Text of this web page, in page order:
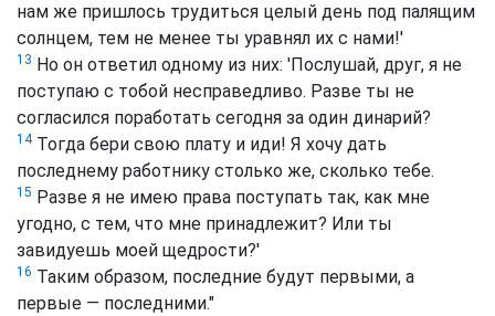
нам же пришлось трудиться целый день под палящим
солнцем, тем не менее ты уравнял их с нами!'
13 Но он ответил одному из них: 'Послушай, друг, я не
поступаю с тобой несправедливо. Разве ты не
согласился поработать сегодня за один динарий?
14Тогда бери свою плату и иди! Я хочу дать
последнему работнику столько же, сколько тебе.
15 Разве я не имею права поступать так, как мне
угодно, с тем, что мне принадлежит? Или ты
завидуешь моей щедрости?'
16 Таким образом, последние будут первыми, а
первые — последними."